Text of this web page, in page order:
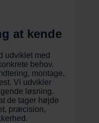
at kende
udviklet med
behov.
montage,
Vi udvikler
løsning.
de tager højde
præcision,